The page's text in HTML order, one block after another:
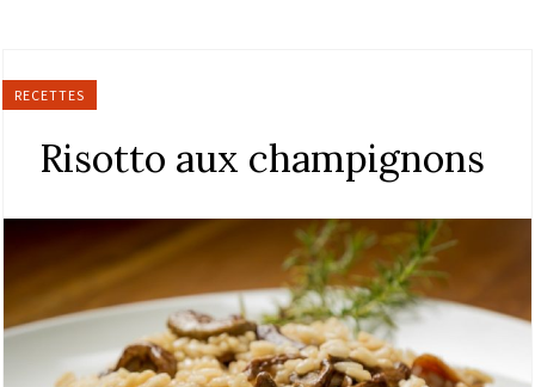
RECETTES
Risotto aux champignons